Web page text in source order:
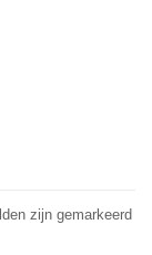
zijn gemarkeerd